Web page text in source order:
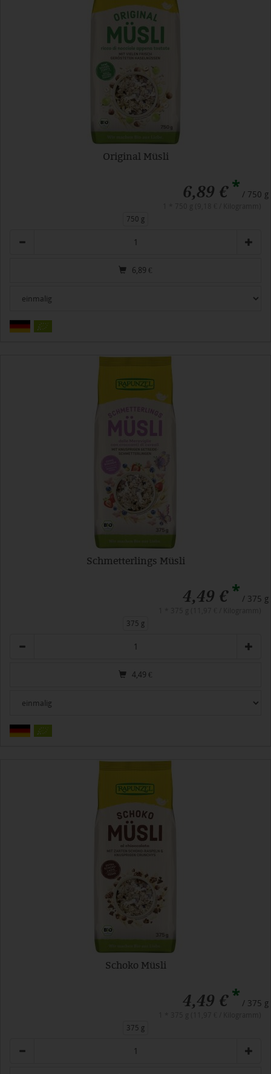
Original Müsli
6,89 €* / 750 g
750 g
6,89 €
Schmetterlings Müsli
4,49 €* / 375 g
375 g
4,49 €
Schoko Müsli
4,49 €* / 375 g
375 g